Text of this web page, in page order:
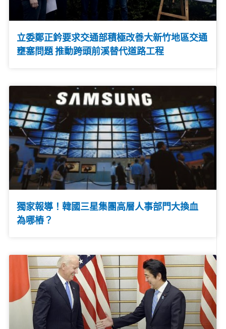
立委鄭正鈐要求交通部積極改善大新竹地區交通
壅塞問題 推動跨頭前溪替代道路工程
獨家報導！韓國三星集團高層人事部門大換血
為哪樁？